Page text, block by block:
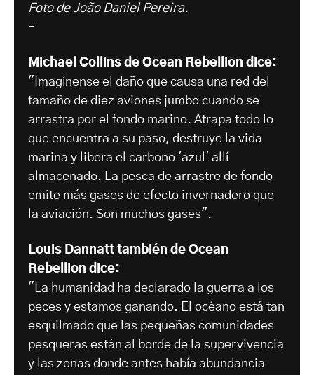
Foto de João Daniel Pereira.
-
Michael Collins de Ocean Rebellion dice:
"Imagínense el daño que causa una red del
tamaño de diez aviones jumbo cuando se
arrastra por el fondo marino. Atrapa todo lo
que encuentra a su paso, destruye la vida
marina y libera el carbono 'azul' allí
almacenado. La pesca de arrastre de fondo
emite más gases de efecto invernadero que
la aviación. Son muchos gases".
Louis Dannatt también de Ocean
Rebellion dice:
"La humanidad ha declarado la guerra a los
peces y estamos ganando. El océano está tan
esquilmado que las pequeñas comunidades
pesqueras están al borde de la supervivencia
y las zonas donde antes había abundancia